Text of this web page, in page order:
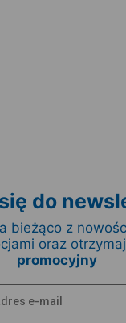
do
bieżąco z
oraz otrzymaj
promocyjny